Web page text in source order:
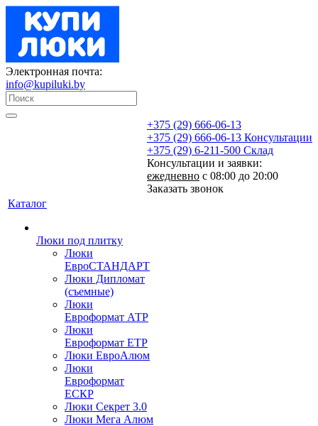
Электронная почта:
info@kupiluki.by
+375 (29) 666-06-13
+375 (29) 666-06-13 Консультации
+375 (29) 6-211-500 Склад
Консультации и заявки:
ежедневно с 08:00 до 20:00
Заказать звонок
Каталог
Люки под плитку
Люки
ЕвроСТАНДАРТ
Люки Дипломат
(съемные)
Люки
Евроформат АТР
Люки
Евроформат ЕТР
Люки ЕвроАлюм
Люки
Евроформат
ЕСКР
Люки Секрет 3.0
Люки Мега Алюм